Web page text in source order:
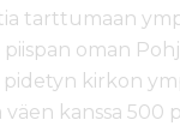
tarttumaan
oman
kirkon
kanssa 500